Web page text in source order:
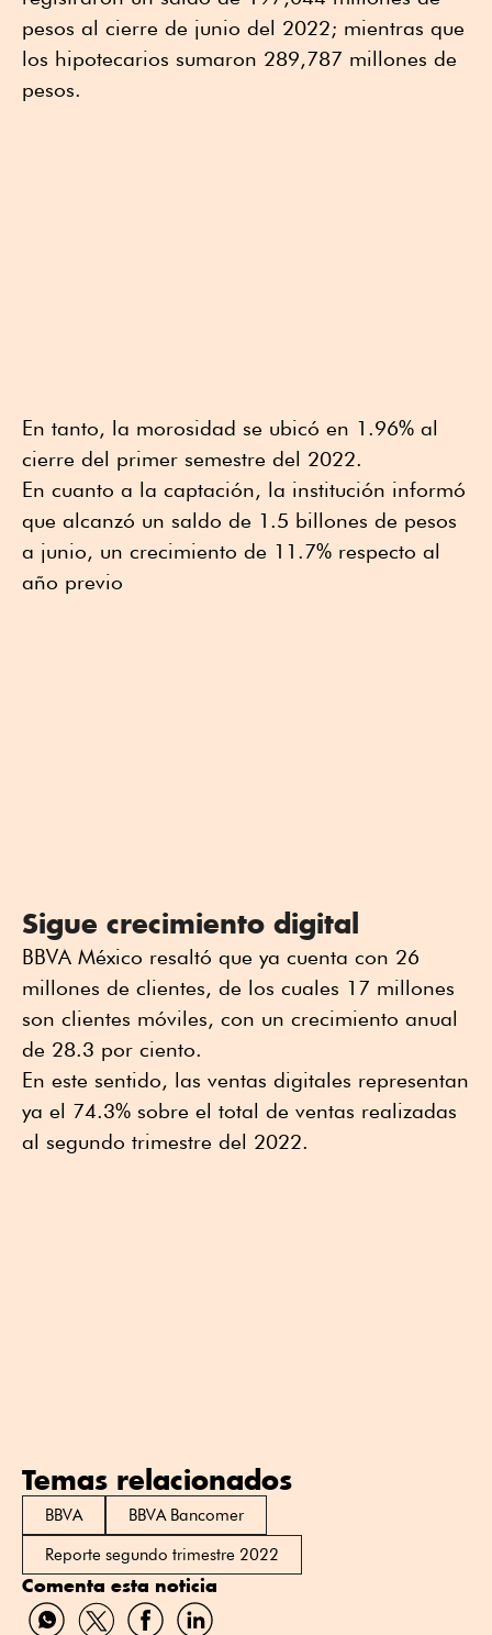
pesos al cierre de junio del 2022; mientras que
los hipotecarios sumaron 289,787 millones de
pesos.
En tanto, la morosidad se ubicó en 1.96% al
cierre del primer semestre del 2022.
En cuanto a la captación, la institución informó
que alcanzó un saldo de 1.5 billones de pesos
a junio, un crecimiento de 11.7% respecto al
año previo
Sigue crecimiento digital
BBVA México resaltó que ya cuenta con 26
millones de clientes, de los cuales 17 millones
son clientes móviles, con un crecimiento anual
de 28.3 por ciento.
En este sentido, las ventas digitales representan
ya el 74.3% sobre el total de ventas realizadas
al segundo trimestre del 2022.
Temas relacionados
BBVA
BBVA Bancomer
Reporte segundo trimestre 2022
Comenta esta noticia
CompartirCompartirCompartirCompartir